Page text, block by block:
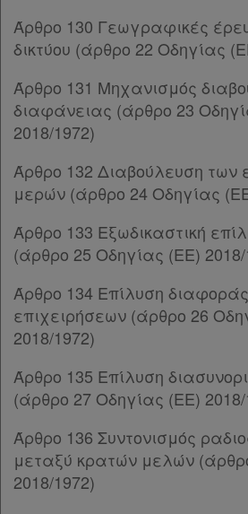
Παρ.5
Παρ.6
Άρθρο 78
Παρ.1
Παρ.2
Παρ.4
Παρ.5
Άρθρο 79
[-]
Παρ.1
Παρ.2
Παρ.1
Παρ.2
Παρ.4
Παρ.5
Παρ.6
Άρθρο 81
Άρθρο 82 [-]
Άρθρο 130 Γεωγραφικές
δικτύου (άρθρο 22 Οδηγίας
Άρθρο 131 Μηχανισμός
διαφάνειας (άρθρο 23
2018/1972)
Άρθρο 132 Διαβούλευση
μερών (άρθρο 24 Οδηγίας
Άρθρο 133 Εξωδικαστική
(άρθρο 25 Οδηγίας (ΕΕ) 2018/
Άρθρο 134 Επίλυση
επιχειρήσεων (άρθρο 26
2018/1972)
Άρθρο 135 Επίλυση
(άρθρο 27 Οδηγίας (ΕΕ) 2018/
Άρθρο 136 Συντονισμός
μεταξύ κρατών μελών
2018/1972)